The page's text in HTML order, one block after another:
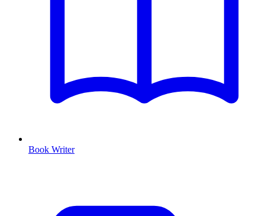
Book Writer